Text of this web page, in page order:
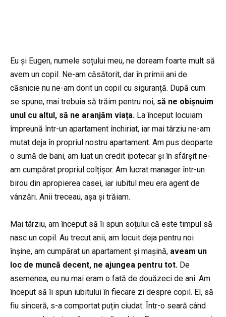
Eu și Eugen, numele soțului meu, ne doream foarte mult să
avem un copil. Ne-am căsătorit, dar în primii ani de
căsnicie nu ne-am dorit un copil cu siguranță. După cum
se spune, mai trebuia să trăim pentru noi, să ne obișnuim
unul cu altul, să ne aranjăm viața. La început locuiam
împreună într-un apartament închiriat, iar mai târziu ne-am
mutat deja în propriul nostru apartament. Am pus deoparte
o sumă de bani, am luat un credit ipotecar și în sfârșit ne-
am cumpărat propriul colțișor. Am lucrat manager într-un
birou din apropierea casei, iar iubitul meu era agent de
vânzări. Anii treceau, așa și trăiam.
Mai târziu, am început să îi spun soțului că este timpul să
nasc un copil. Au trecut anii, am locuit deja pentru noi
înșine, am cumpărat un apartament și mașină, aveam un
loc de muncă decent, ne ajungea pentru tot. De
asemenea, eu nu mai eram o fată de douăzeci de ani. Am
început să îi spun iubitului în fiecare zi despre copil. El, să
fiu sinceră, s-a comportat puțin ciudat. Într-o seară când